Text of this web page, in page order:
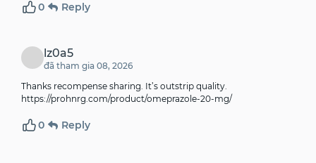
0 Reply
lz0a5
đã tham gia 08, 2026
Thanks recompense sharing. It’s outstrip quality.
https://prohnrg.com/product/omeprazole-20-mg/
0 Reply